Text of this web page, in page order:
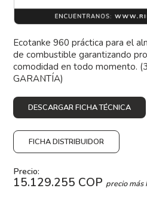
Ecotanke 960 práctica para el
de combustible garantizando
comodidad en todo momento.
GARANTÍA)
DESCARGAR FICHA TÉCNICA
FICHA DISTRIBUIDOR
Precio:
15.129.255 COPprecio más